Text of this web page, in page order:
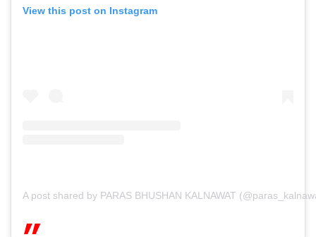
View this post on Instagram
A post shared by PARAS BHUSHAN KALNAWAT